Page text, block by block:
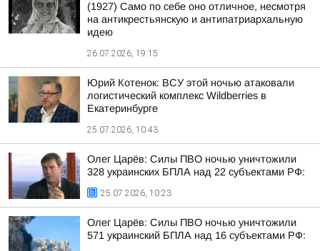
(1927) Само по себе оно отличное, несмотря
на антикрестьянскую и антипатриархальную
идею
26.07.2026, 19:15
Юрий Котенок: ВСУ этой ночью атаковали
логистический комплекс Wildberries в
Екатеринбурге
25.07.2026, 10:43
Олег Царёв: Силы ПВО ночью уничтожили
328 украинских БПЛА над 22 субъектами РФ:
25.07.2026, 10:23
Олег Царёв: Силы ПВО ночью уничтожили
571 украинский БПЛА над 16 субъектами РФ: